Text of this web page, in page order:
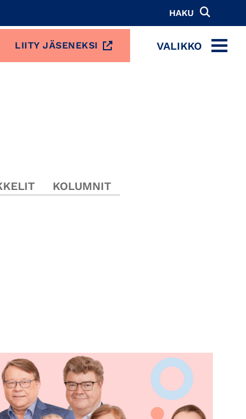
HAKU
LIITY JÄSENEKSI VALIKKO
MENU
KOLUMNIT